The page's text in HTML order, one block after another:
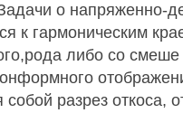
о напряженно-
к гармоническим
либо со
разрез откоса,